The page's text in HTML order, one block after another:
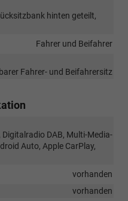
hinten geteilt,
Fahrer und Beifahrer
Fahrer- und Beifahrersitz
DAB, Multi-Media-
Auto, Apple CarPlay,
vorhanden
vorhanden